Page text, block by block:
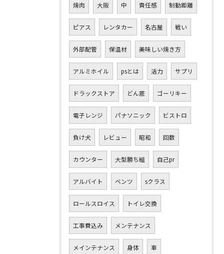
焼肉 大阪 中 責任感 制動距離
ピアス レンタカー 名古屋 戦い
外部配管 保温材 美味しい焼き方
アルミホイル psとは 活力 サプリ
ドラックストア どん底 ゴーリキー
電子レンジ パナソニック ビストロ
負け犬 レビュー 昭和 回数
カウンター 大型勝ち組 自己pr
アルバイト ベンツ sクラス
ロールスロイス トイレ交換
工事費込み メンテナンス
メインテナンス 身体 車